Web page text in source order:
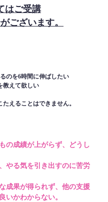
はご受講
ございます。
のを6時間に伸ばしたい
教えて欲しい
えることはできません。
の成績が上がらず、どうし
やる気を引き出すのに苦労
成果が得られず、他の支援
いかわからない。